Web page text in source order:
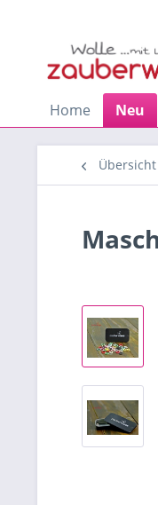
Home Neu
Übersicht